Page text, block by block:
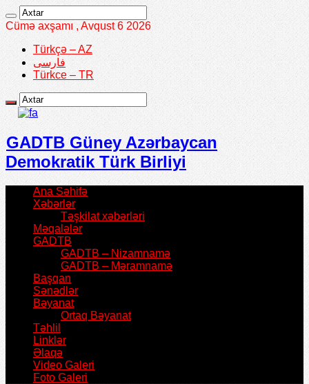
Cümə axşamı , Avqust 6 2026
Türkçə – AZ
فارسی
Türkce – TR
GADTB Güney Azərbaycan
Demokratik Türk Birliyi
Ana Səhifə
Xəbərlər
Təşkilat xəbərləri
Məqalələr
GADTB
GADTB – Nizamnamə
GADTB – Məramnamə
Başqan
Sənədlər
Bəyanat
Ortaq Bəyanat
Təhlil
Linklər
Əlaqə
Video Galeri
Foto Galeri